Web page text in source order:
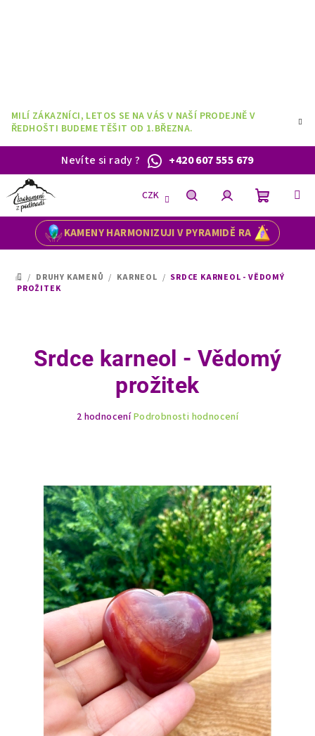
MILÍ ZÁKAZNÍCI, LETOS SE NA VÁS V NAŠÍ PRODEJNĚ V
ŘEDHOŠTI BUDEME TĚŠIT OD 1.BŘEZNA.
Nevíte si rady? +420 607 555 679
KAMENY HARMONIZUJI V PYRAMIDĚ RA
CZK
HledatPřihlášeníNákupní
DOMŮ
/ DRUHY KAMENŮ / KARNEOL / SRDCE KARNEOL - VĚDOMÝ
PROŽITEK
Srdce karneol - Vědomý
prožitek
hvězdiček.
2 hodnoceníPodrobnosti hodnocení